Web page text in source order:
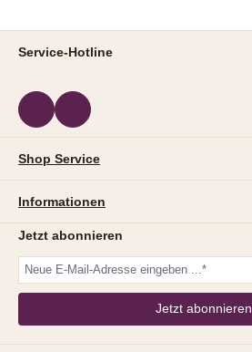
Service-Hotline
Shop Service
Informationen
Jetzt abonnieren
Jetzt abonnieren